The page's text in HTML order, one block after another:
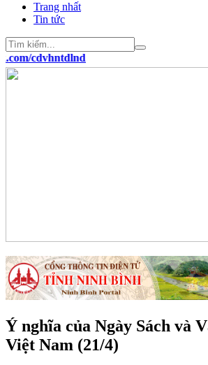
Trang nhất
Tin tức
cdvhntdlnd
Ý nghĩa của Ngày Sách và
Việt Nam (21/4)